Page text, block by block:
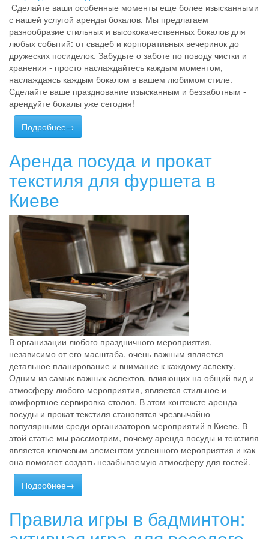
Сделайте ваши особенные моменты еще более изысканными
с нашей услугой аренды бокалов. Мы предлагаем
разнообразие стильных и высококачественных бокалов для
любых событий: от свадеб и корпоративных вечеринок до
дружеских посиделок. Забудьте о заботе по поводу чистки и
хранения - просто наслаждайтесь каждым моментом,
наслаждаясь каждым бокалом в вашем любимом стиле.
Сделайте ваше празднование изысканным и беззаботным -
арендуйте бокалы уже сегодня!
Подробнее→
Аренда посуда и прокат
текстиля для фуршета в
Киеве
В организации любого праздничного мероприятия,
независимо от его масштаба, очень важным является
детальное планирование и внимание к каждому аспекту.
Одним из самых важных аспектов, влияющих на общий вид и
атмосферу любого мероприятия, является стильное и
комфортное сервировка столов. В этом контексте аренда
посуды и прокат текстиля становятся чрезвычайно
популярными среди организаторов мероприятий в Киеве. В
этой статье мы рассмотрим, почему аренда посуды и текстиля
является ключевым элементом успешного мероприятия и как
она помогает создать незабываемую атмосферу для гостей.
Подробнее→
Правила игры в бадминтон: